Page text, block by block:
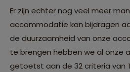
Er zijn echter nog veel meer
accommodatie kan bijdragen
de duurzaamheid van onze
te brengen hebben we al onze
getoetst aan de 32 criteria van